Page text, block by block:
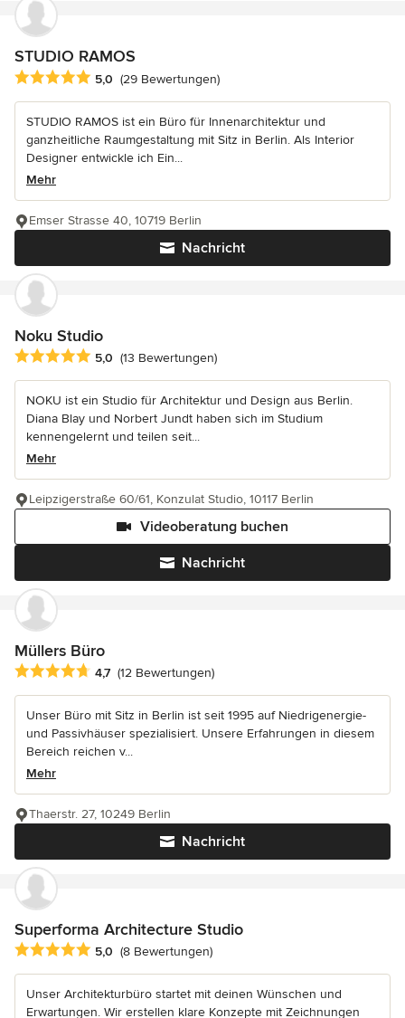
STUDIO RAMOS
Durchschnittliche Bewertung: 5 von 5 Sternen
5,0 (29 Bewertungen)
STUDIO RAMOS ist ein Büro für Innenarchitektur und
ganzheitliche Raumgestaltung mit Sitz in Berlin. Als Interior
Designer entwickle ich Ein...
Mehr
Nachricht
Emser Strasse 40, 10719 Berlin
Noku Studio
Durchschnittliche Bewertung: 5 von 5 Sternen
5,0 (13 Bewertungen)
NOKU ist ein Studio für Architektur und Design aus Berlin.
Diana Blay und Norbert Jundt haben sich im Studium
kennengelernt und teilen seit...
Mehr
Nachricht
Videoberatung buchen
Leipzigerstraße 60/61, Konzulat Studio, 10117 Berlin
Müllers Büro
Durchschnittliche Bewertung: 4.7 von 5 Sternen
4,7 (12 Bewertungen)
Unser Büro mit Sitz in Berlin ist seit 1995 auf Niedrigenergie-
und Passivhäuser spezialisiert. Unsere Erfahrungen in diesem
Bereich reichen v...
Mehr
Nachricht
Thaerstr. 27, 10249 Berlin
Superforma Architecture Studio
Durchschnittliche Bewertung: 5 von 5 Sternen
5,0 (8 Bewertungen)
Unser Architekturbüro startet mit deinen Wünschen und
Erwartungen. Wir erstellen klare Konzepte mit Zeichnungen